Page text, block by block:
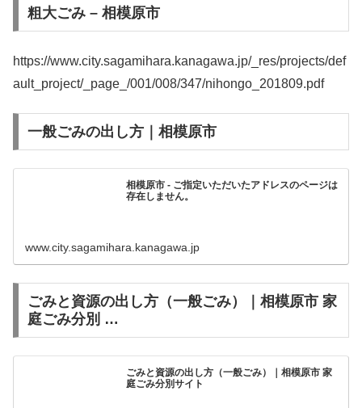
粗大ごみ – 相模原市
https://www.city.sagamihara.kanagawa.jp/_res/projects/def
ault_project/_page_/001/008/347/nihongo_201809.pdf
一般ごみの出し方｜相模原市
相模原市 - ご指定いただいたアドレスのページは
存在しません。
www.city.sagamihara.kanagawa.jp
ごみと資源の出し方（一般ごみ）｜相模原市 家
庭ごみ分別 …
ごみと資源の出し方（一般ごみ）｜相模原市 家
庭ごみ分別サイト